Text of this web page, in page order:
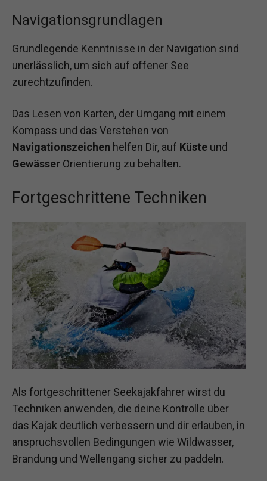
Navigationsgrundlagen
Grundlegende Kenntnisse in der Navigation sind
unerlässlich, um sich auf offener See
zurechtzufinden.
Das Lesen von Karten, der Umgang mit einem
Kompass und das Verstehen von
Navigationszeichen helfen Dir, auf Küste und
Gewässer Orientierung zu behalten.
Fortgeschrittene Techniken
Als fortgeschrittener Seekajakfahrer wirst du
Techniken anwenden, die deine Kontrolle über
das Kajak deutlich verbessern und dir erlauben, in
anspruchsvollen Bedingungen wie Wildwasser,
Brandung und Wellengang sicher zu paddeln.